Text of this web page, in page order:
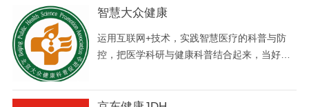
智慧大众健康
运用互联网+技术，实践智慧医疗的科普与防
控，把医学科研与健康科普结合起来，当好医
健康更多地惠及人民群众。